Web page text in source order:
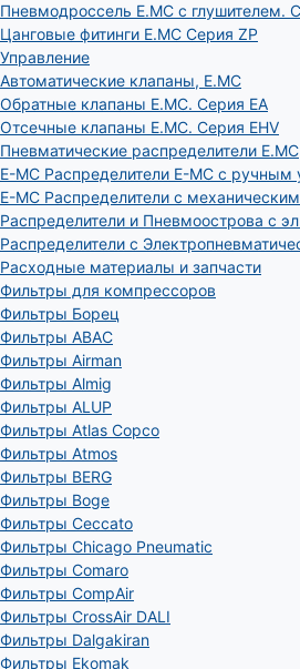
Пневмодроссель E.MC с глушителем.
Цанговые фитинги E.MC Серия ZP
Управление
Автоматические клапаны, Е.МС
Обратные клапаны E.MC. Серия EA
Отсечные клапаны E.MC. Серия EHV
Пневматические распределители E.MC
E-MC Распределители E-MC с ручным
E-MC Распределители с
Распределители и Пневмоострова с
Распределители с
Расходные материалы и запчасти
Фильтры для компрессоров
Фильтры Борец
Фильтры ABAC
Фильтры Airman
Фильтры Almig
Фильтры ALUP
Фильтры Atlas Copco
Фильтры Atmos
Фильтры BERG
Фильтры Boge
Фильтры Ceccato
Фильтры Chicago Pneumatic
Фильтры Comaro
Фильтры CompAir
Фильтры CrossAir DALI
Фильтры Dalgakiran
Фильтры Ekomak